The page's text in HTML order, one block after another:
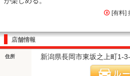
[有料]
店舗情報
住所 新潟県長岡市東坂之上町1-